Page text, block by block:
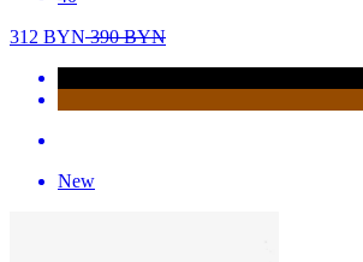
312 BYN390BYN
New